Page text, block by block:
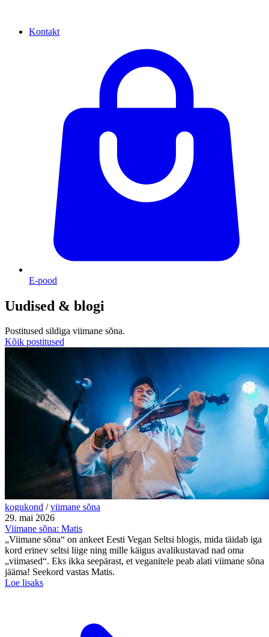
Kontakt
E-pood
Uudised & blogi
Postitused sildiga viimane sõna.
Kõik postitused
kogukond / viimane sõna
29. mai 2026
Viimane sõna: Matis
„Viimane sõna“ on ankeet Eesti Vegan Seltsi blogis, mida täidab iga
kord erinev seltsi liige ning mille käigus avalikustavad nad oma
„viimased“. Eks ikka seepärast, et veganitele peab alati viimane sõna
jääma! Seekord vastas Matis.
Loe lisaks